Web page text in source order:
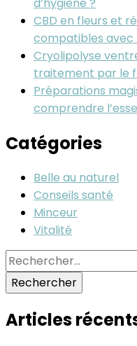
CBD en fleurs et
compatibles avec
Cryolipolyse
traitement par le
Préparations
comprendre
Catégories
Belle au naturel
Conseils santé
Minceur
Vitalité
Rechercher :
Articles